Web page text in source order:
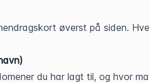
øverst på siden.
du har lagt til, og hvor